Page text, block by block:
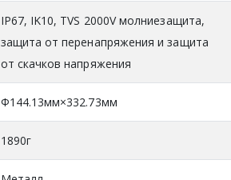
IP67, IK10, TVS 2000V молниезащита,
защита от перенапряжения и защита
от скачков напряжения
Φ144.13мм×332.73мм
1890г